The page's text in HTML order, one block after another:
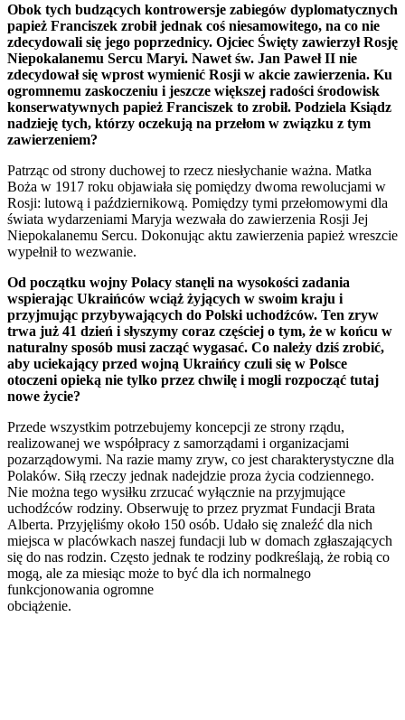
Obok tych budzących kontrowersje zabiegów dyplomatycznych
papież Franciszek zrobił jednak coś niesamowitego, na co nie
zdecydowali się jego poprzednicy. Ojciec Święty zawierzył Rosję
Niepokalanemu Sercu Maryi. Nawet św. Jan Paweł II nie
zdecydował się wprost wymienić Rosji w akcie zawierzenia. Ku
ogromnemu zaskoczeniu i jeszcze większej radości środowisk
konserwatywnych papież Franciszek to zrobił. Podziela Ksiądz
nadzieję tych, którzy oczekują na przełom w związku z tym
zawierzeniem?
Patrząc od strony duchowej to rzecz niesłychanie ważna. Matka
Boża w 1917 roku objawiała się pomiędzy dwoma rewolucjami w
Rosji: lutową i październikową. Pomiędzy tymi przełomowymi dla
świata wydarzeniami Maryja wezwała do zawierzenia Rosji Jej
Niepokalanemu Sercu. Dokonując aktu zawierzenia papież wreszcie
wypełnił to wezwanie.
Od początku wojny Polacy stanęli na wysokości zadania
wspierając Ukraińców wciąż żyjących w swoim kraju i
przyjmując przybywających do Polski uchodźców. Ten zryw
trwa już 41 dzień i słyszymy coraz częściej o tym, że w końcu w
naturalny sposób musi zacząć wygasać. Co należy dziś zrobić,
aby uciekający przed wojną Ukraińcy czuli się w Polsce
otoczeni opieką nie tylko przez chwilę i mogli rozpocząć tutaj
nowe życie?
Przede wszystkim potrzebujemy koncepcji ze strony rządu,
realizowanej we współpracy z samorządami i organizacjami
pozarządowymi. Na razie mamy zryw, co jest charakterystyczne dla
Polaków. Siłą rzeczy jednak nadejdzie proza życia codziennego.
Nie można tego wysiłku zrzucać wyłącznie na przyjmujące
uchodźców rodziny. Obserwuję to przez pryzmat Fundacji Brata
Alberta. Przyjęliśmy około 150 osób. Udało się znaleźć dla nich
miejsca w placówkach naszej fundacji lub w domach zgłaszających
się do nas rodzin. Często jednak te rodziny podkreślają, że robią co
mogą, ale za miesiąc może to być dla ich normalnego
funkcjonowania ogromne